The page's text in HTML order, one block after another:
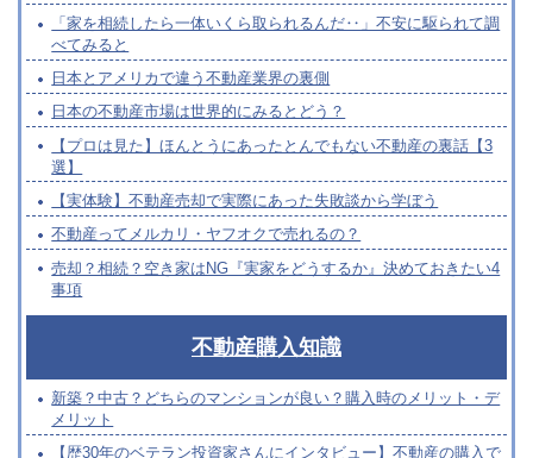
「家を相続したら一体いくら取られるんだ‥」不安に駆られて調
べてみると
日本とアメリカで違う不動産業界の裏側
日本の不動産市場は世界的にみるとどう？
【プロは見た】ほんとうにあったとんでもない不動産の裏話【3
選】
【実体験】不動産売却で実際にあった失敗談から学ぼう
不動産ってメルカリ・ヤフオクで売れるの？
売却？相続？空き家はNG『実家をどうするか』決めておきたい4
事項
不動産購入知識
新築？中古？どちらのマンションが良い？購入時のメリット・デ
メリット
【歴30年のベテラン投資家さんにインタビュー】不動産の購入で